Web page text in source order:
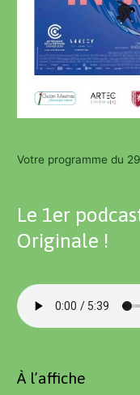
Votre programme du
Le 1er
Originale !
À l’affiche